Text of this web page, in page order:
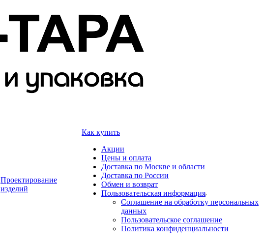
Проектирование
изделий
Как купить
Акции
Цены и оплата
Доставка по Москве и области
Доставка по России
Обмен и возврат
Пользовательская информация
Соглашение на обработку персональных
данных
Пользовательское соглашение
Политика конфиденциальности